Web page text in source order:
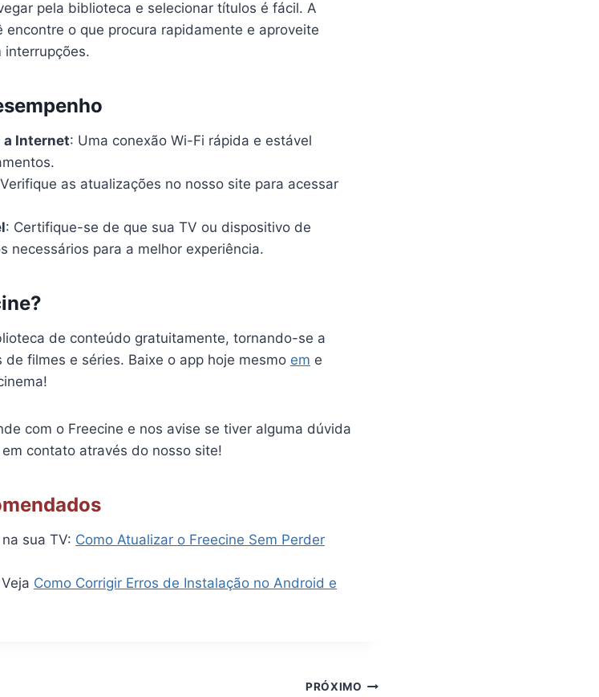
pela biblioteca e selecionar títulos é fácil. A
o que procura rapidamente e aproveite
interrupções.
a Internet: Uma conexão Wi-Fi rápida e estável
as atualizações no nosso site para acessar
: Certifique-se de que sua TV ou dispositivo de
necessários para a melhor experiência.
de conteúdo gratuitamente, tornando-se a
filmes e séries. Baixe o app hoje mesmo em e
com o Freecine e nos avise se tiver alguma dúvida
contato através do nosso site!
sua TV: Como Atualizar o Freecine Sem Perder
Como Corrigir Erros de Instalação no Android e
PRÓXIMO